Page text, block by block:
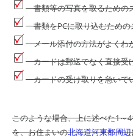
書類等の写真を取るための
書類をPCに取り込むための
メール添付の方法がよくわ
カードは郵送でなく直接受
カードの受け取りを急いで
このような場合、上に述べた1～
を、お住まいの北海道河東郡周辺